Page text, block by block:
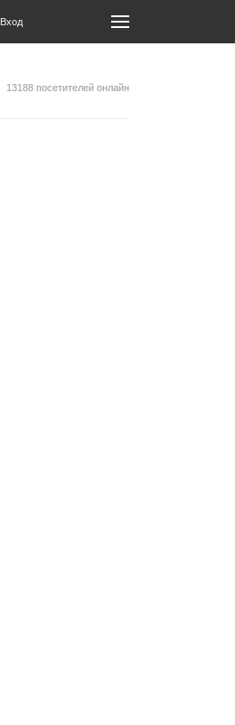
Вход
13188 посетителей онлайн